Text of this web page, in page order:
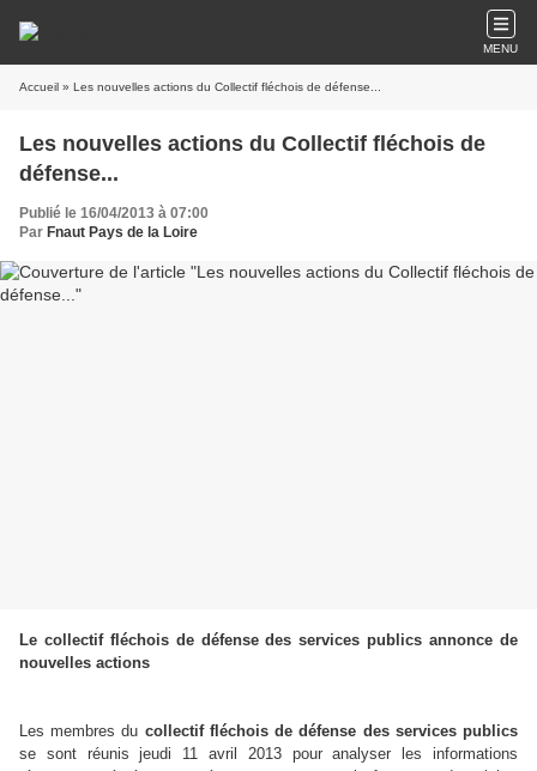
MENU
Accueil » Les nouvelles actions du Collectif fléchois de défense...
Les nouvelles actions du Collectif fléchois de
défense...
Publié le 16/04/2013 à 07:00
Par Fnaut Pays de la Loire
Le collectif fléchois de défense des services publics annonce de
nouvelles actions
Les membres du collectif fléchois de défense des services publics
se sont réunis jeudi 11 avril 2013 pour analyser les informations